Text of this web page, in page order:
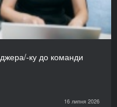
ку до команди
16 липня 2026